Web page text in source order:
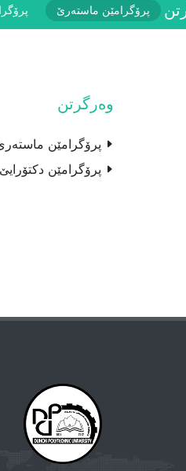
پرۆگرامێن ماستەرێ
وەرگرتن
پرۆگرامێن
پرۆگرامێن دکتۆرايێ